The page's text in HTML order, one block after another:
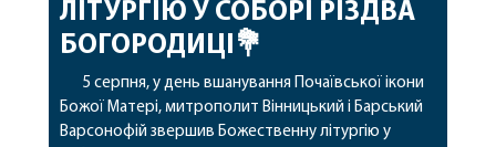
ЛІТУРГІЮ У СОБОРІ РІЗДВА
БОГОРОДИЦІ💐
5 серпня, у день вшанування Почаївської ікони
Божої Матері, митрополит Вінницький і Барський
Варсонофій звершив Божественну літургію у